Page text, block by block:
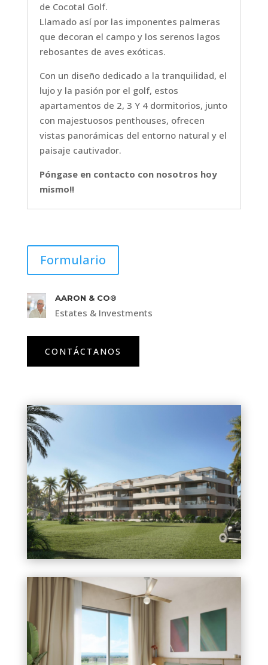
de Cocotal Golf.
Llamado así por las imponentes palmeras
que decoran el campo y los serenos lagos
rebosantes de aves exóticas.
Con un diseño dedicado a la tranquilidad, el
lujo y la pasión por el golf, estos
apartamentos de 2​, 3​ Y 4 dormitorios, junto
con majestuosos penthouses, ofrecen
vistas panorámicas del entorno natural y el
paisaje cautivador.
Póngase en contacto con nosotros hoy
mismo!!
Formulario
AARON & CO®
Estates & Investments
CONTÁCTANOS